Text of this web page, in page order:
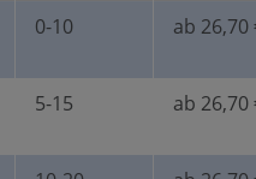
0-10 ab 26,70
5-15 ab 26,70